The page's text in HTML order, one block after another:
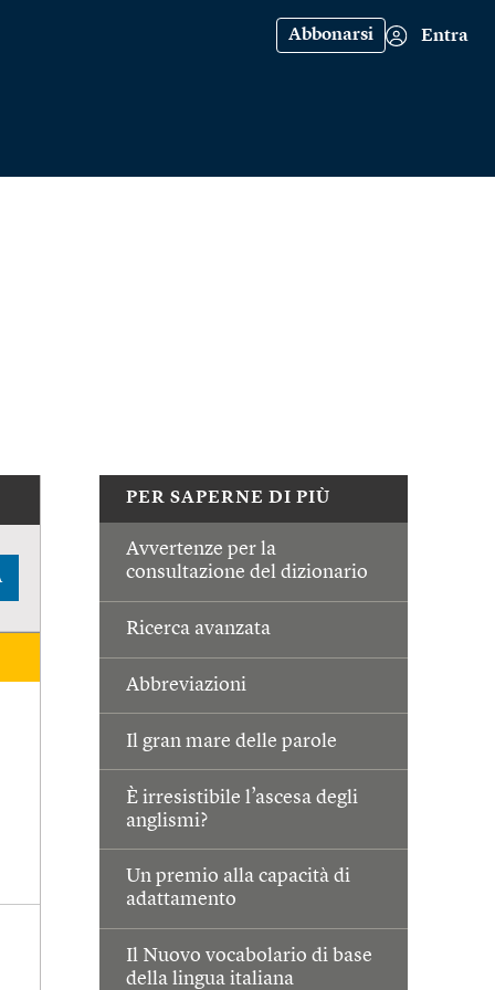
Abbonarsi Entra
PER SAPERNE DI PIÙ
Avvertenze per la
consultazione del dizionario
Ricerca avanzata
Abbreviazioni
Il gran mare delle parole
È irresistibile l’ascesa degli
anglismi?
Un premio alla capacità di
adattamento
Il Nuovo vocabolario di base
della lingua italiana